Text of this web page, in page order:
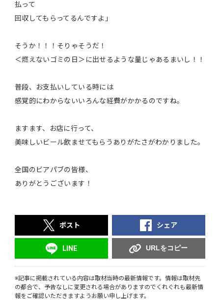
払って
回収してもらってるんですよ｣
そうか！！！そりゃそうだ！
＜燃えないゴミの日＞に出せるような量じゃあるまいし！！
普段、お支払いしている時には
感覚的にわからないいろんな経費がかかるのですね。
ますます、お店に行って、
美味しいビール飲ませてもらうありがたさがわかりました。
全国のビアパブの皆様、
ありがとうございます！
ポスト シェア
LINE URLをコピー
※記事に掲載されている内容は取材当時の最新情報です。情報は取材先
の都合で、予告なしに変更される場合がありますのでくれぐれも最新情
報をご確認いただきますようお願い申し上げます。